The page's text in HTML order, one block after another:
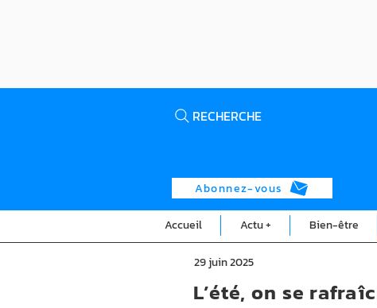
RECHERCHE
Abonnez-vous
Accueil Actu + Bien-être
29 juin 2025
L’été, on se